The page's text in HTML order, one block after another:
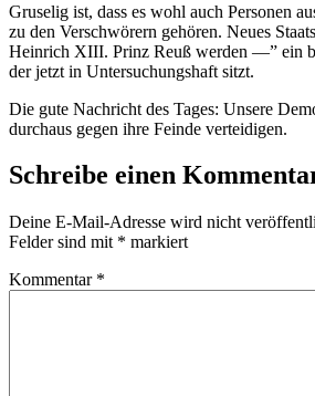
Gruselig ist, dass es wohl auch Personen
zu den Verschwörern gehören. Neues
Heinrich XIII. Prinz Reuß werden —” ein
der jetzt in Untersuchungshaft sitzt.
Die gute Nachricht des Tages: Unsere
durchaus gegen ihre Feinde verteidigen.
Schreibe einen
Deine E-Mail-Adresse wird nicht
Felder sind mit * markiert
Kommentar *